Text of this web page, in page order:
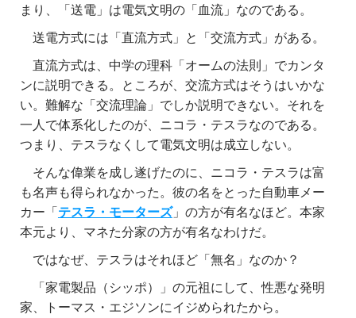
まり、「送電」は電気文明の「血流」なのである。
送電方式には「直流方式」と「交流方式」がある。
直流方式は、中学の理科「オームの法則」でカンタ
ンに説明できる。ところが、交流方式はそうはいかな
い。難解な「交流理論」でしか説明できない。それを
一人で体系化したのが、ニコラ・テスラなのである。
つまり、テスラなくして電気文明は成立しない。
そんな偉業を成し遂げたのに、ニコラ・テスラは富
も名声も得られなかった。彼の名をとった自動車メー
カー「 テスラ・モーターズ」の方が有名なほど。本家
本元より、マネた分家の方が有名なわけだ。
ではなぜ、テスラはそれほど「無名」なのか？
「家電製品（シッポ）」の元祖にして、性悪な発明
家、トーマス・エジソンにイジめられたから。